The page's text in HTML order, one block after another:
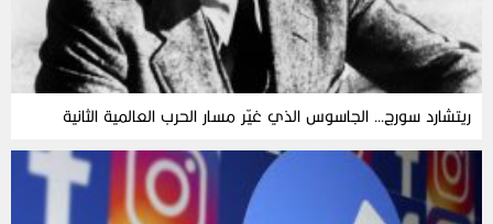
ريتشارد سورج… الجاسوس الذي غيّر مسار الحرب العالمية الثانية